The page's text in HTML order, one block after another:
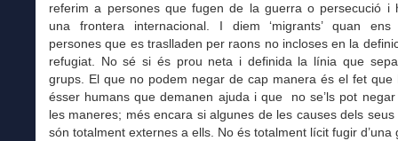
referim a persones que fugen de la guerra o persecució i
una frontera internacional. I diem ‘migrants’ quan
persones que es traslladen per raons no incloses en la
refugiat. No sé si és prou neta i definida la línia que
grups. El que no podem negar de cap manera és el fet que
ésser humans que demanen ajuda i que no se’ls pot
les maneres; més encara si algunes de les causes dels seus
són totalment externes a ells. No és totalment lícit fugir d’una